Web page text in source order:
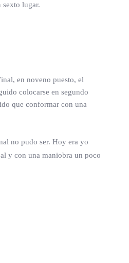
sexto lugar.
en noveno puesto, el
colocarse en segundo
que conformar con una
no pudo ser. Hoy era yo
y con una maniobra un poco